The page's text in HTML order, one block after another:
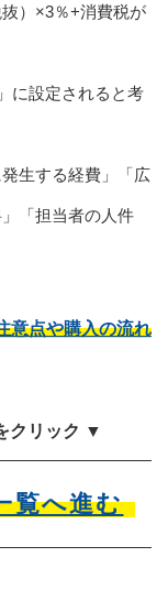
）×3％+消費税が
に設定されると考
生する経費」「広
「担当者の人件
意点や購入の流れ
クリック ▼
覧へ進む